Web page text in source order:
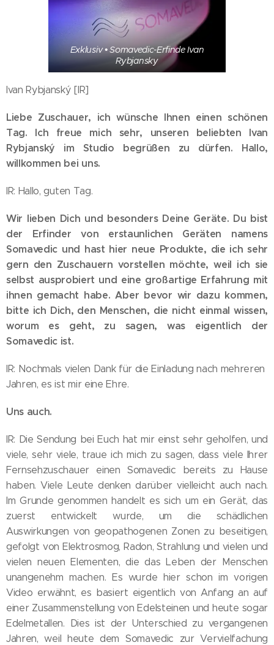
Exklusiv • Somavedic-Erfinde Ivan
Rybjansky
Ivan Rybjanský [IR]
Liebe Zuschauer, ich wünsche Ihnen einen schönen
Tag. Ich freue mich sehr, unseren beliebten Ivan
Rybjanský im Studio begrüßen zu dürfen. Hallo,
willkommen bei uns.
IR: Hallo, guten Tag.
Wir lieben Dich und besonders Deine Geräte. Du bist
der Erfinder von erstaunlichen Geräten namens
Somavedic und hast hier neue Produkte, die ich sehr
gern den Zuschauern vorstellen möchte, weil ich sie
selbst ausprobiert und eine großartige Erfahrung mit
ihnen gemacht habe. Aber bevor wir dazu kommen,
bitte ich Dich, den Menschen, die nicht einmal wissen,
worum es geht, zu sagen, was eigentlich der
Somavedic ist.
IR: Nochmals vielen Dank für die Einladung nach mehreren
Jahren, es ist mir eine Ehre.
Uns auch.
IR: Die Sendung bei Euch hat mir einst sehr geholfen, und
viele, sehr viele, traue ich mich zu sagen, dass viele Ihrer
Fernsehzuschauer einen Somavedic bereits zu Hause
haben. Viele Leute denken darüber vielleicht auch nach.
Im Grunde genommen handelt es sich um ein Gerät, das
zuerst entwickelt wurde, um die schädlichen
Auswirkungen von geopathogenen Zonen zu beseitigen,
gefolgt von Elektrosmog, Radon, Strahlung und vielen und
vielen neuen Elementen, die das Leben der Menschen
unangenehm machen. Es wurde hier schon im vorigen
Video erwähnt, es basiert eigentlich von Anfang an auf
einer Zusammenstellung von Edelsteinen und heute sogar
Edelmetallen. Dies ist der Unterschied zu vergangenen
Jahren, weil heute dem Somavedic zur Vervielfachung